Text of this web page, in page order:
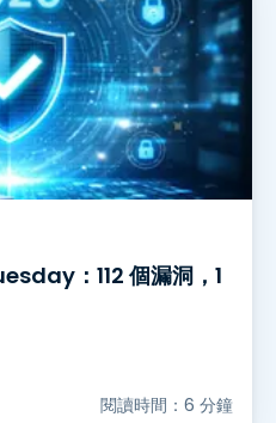
：112 個漏洞，1
閱讀時間：6 分鐘